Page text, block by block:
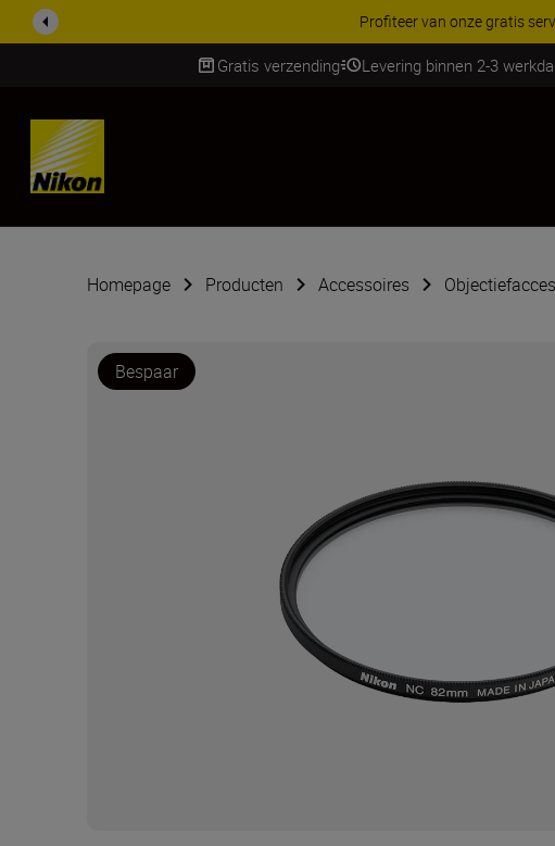
Profiteer van onze gratis
Gratis verzending Levering binnen 2-3
SKIP
Homepage Producten Accessoires
Bespaar